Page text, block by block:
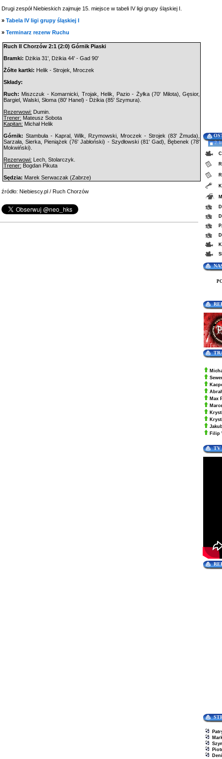
Drugi zespół Niebieskich zajmuje 15. miejsce w tabeli IV ligi grupy śląskiej I.
» Tabela IV ligi grupy śląskiej I
» Terminarz rezerw Ruchu
Ruch II Chorzów 2:1 (2:0) Górnik Piaski
Bramki: Dżikia 31', Dżikia 44' - Gad 90'
Żółte kartki: Helik - Strojek, Mroczek
Składy:
Ruch: Miszczuk - Komarnicki, Trojak, Helik, Pazio - Żyłka (70' Milota), Gęsior,
Bargiel, Walski, Słoma (80' Hanel) - Dżikia (85' Szymura).
Rezerwowi: Dumin.
Trener: Mateusz Sobota
Kapitan: Michał Helik
Górnik: Stambuła - Kapral, Wilk, Rzymowski, Mroczek - Strojek (83' Żmuda),
Sarzała, Sierka, Pieniążek (76' Jabłoński) - Szydłowski (81' Gad), Bębenek (78'
Mokwiński).
Rezerwowi: Lech, Stolarczyk.
Trener: Bogdan Pikuta
Sędzia: Marek Serwaczak (Zabrze)
źródło: Niebiescy.pl / Ruch Chorzów
2.
Max
Filip
TV